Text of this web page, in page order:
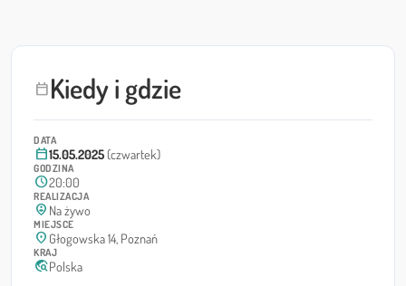
calendar_todayKiedy i gdzie
DATA
calendar_today15.05.2025 (czwartek)
GODZINA
schedule20:00
REALIZACJA
person_pin_circle Na żywo
MIEJSCE
location_on Głogowska 14, Poznań
KRAJ
travel_explorePolska